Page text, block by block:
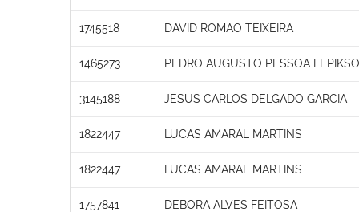
1745518 DAVID ROMAO TEIXEIRA
1465273 PEDRO AUGUSTO PESSOA
3145188 JESUS CARLOS DELGADO GARCIA
1822447 LUCAS AMARAL MARTINS
1822447 LUCAS AMARAL MARTINS
1757841 DEBORA ALVES FEITOSA